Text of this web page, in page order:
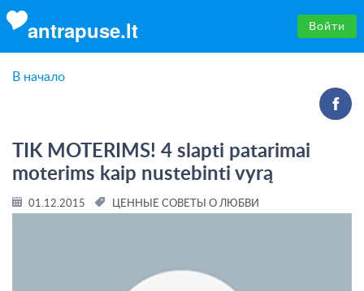
antrapuse.lt Войти
В начало
TIK MOTERIMS! 4 slapti patarimai
moterims kaip nustebinti vyrą
01.12.2015 ЦЕННЫЕ СОВЕТЫ О ЛЮБВИ